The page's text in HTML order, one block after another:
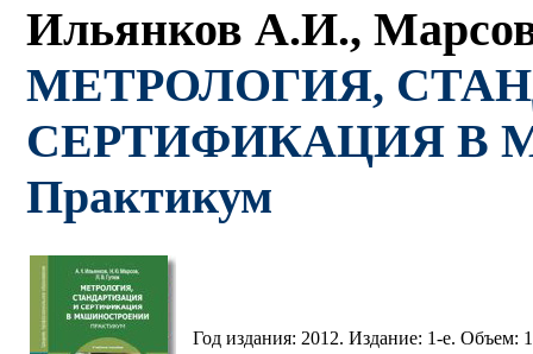
Ильянков А.И.,
МЕТРОЛОГИЯ,
СЕРТИФИКАЦИЯ В
Практикум
Год издания: 2012. Издание: 1-е. Объем: